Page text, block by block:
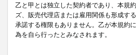
乙と甲とは独立した契約者であり、本規
ズ、販売代理店または雇用関係も形成す
承諾する権限もありません。乙が本規約
為を自ら行ったとみなされます。